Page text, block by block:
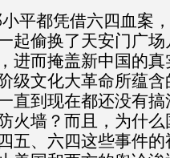
平都凭借六四血案
起偷换了天安门广
进而掩盖新中国的
级文化大革命所蕴
直到现在都还没有
火墙？而且，为什
五、六四这些事件